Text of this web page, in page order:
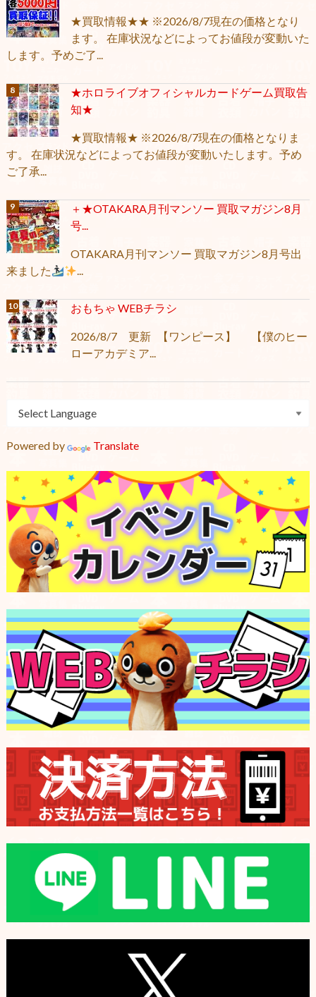
★買取情報★★ ※2026/8/7現在の価格となり
ます。 在庫状況などによってお値段が変動いた
します。予めご了...
★ホロライブオフィシャルカードゲーム買取告
知★
★買取情報★ ※2026/8/7現在の価格となりま
す。 在庫状況などによってお値段が変動いたします。予め
ご了承...
＋★OTAKARA月刊マンソー 買取マガジン8月
号...
OTAKARA月刊マンソー 買取マガジン8月号出
来ました
...
おもちゃ WEBチラシ
2026/8/7 更新 【ワンピース】 【僕のヒー
ローアカデミア...
Powered by Translate